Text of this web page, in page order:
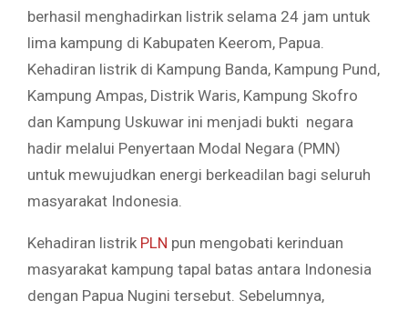
berhasil menghadirkan listrik selama 24 jam untuk
lima kampung di Kabupaten Keerom, Papua.
Kehadiran listrik di Kampung Banda, Kampung Pund,
Kampung Ampas, Distrik Waris, Kampung Skofro
dan Kampung Uskuwar ini menjadi bukti negara
hadir melalui Penyertaan Modal Negara (PMN)
untuk mewujudkan energi berkeadilan bagi seluruh
masyarakat Indonesia.
Kehadiran listrik PLN pun mengobati kerinduan
masyarakat kampung tapal batas antara Indonesia
dengan Papua Nugini tersebut. Sebelumnya,